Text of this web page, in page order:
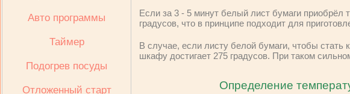
Авто программы
Таймер
Подогрев посуды
Отложенный старт
Если за 3 - 5 минут белый лист бумаги приобрёл
градусов, что в принципе подходит для
В случае, если листу белой бумаги, чтобы
шкафу достигает 275 градусов. При таком
Определение